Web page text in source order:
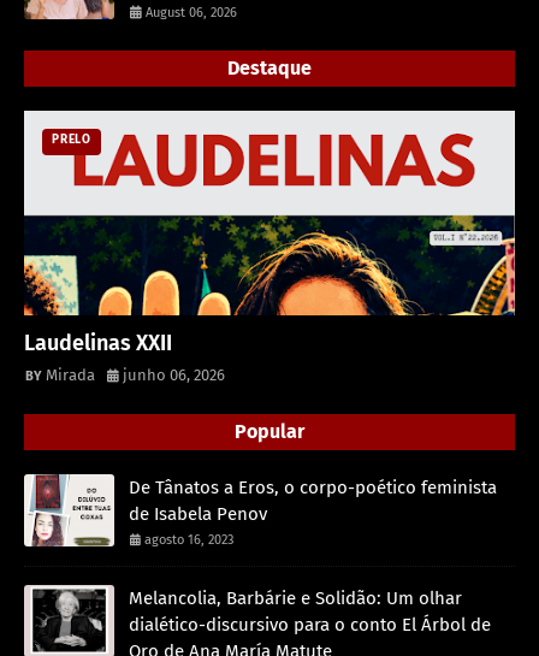
August 06, 2026
Destaque
PRELO
Laudelinas XXII
Mirada junho 06, 2026
Popular
De Tânatos a Eros, o corpo-poético feminista
de Isabela Penov
agosto 16, 2023
Melancolia, Barbárie e Solidão: Um olhar
dialético-discursivo para o conto El Árbol de
Oro de Ana María Matute